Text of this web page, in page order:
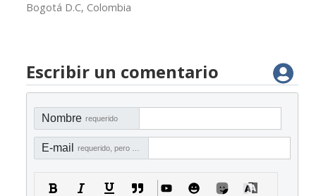
Bogotá D.C, Colombia
Escribir un comentario
Nombre requerido
E-mail